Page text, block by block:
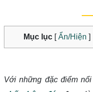
Mục lục[Ẩn/Hiện ]
Với những đặc điểm